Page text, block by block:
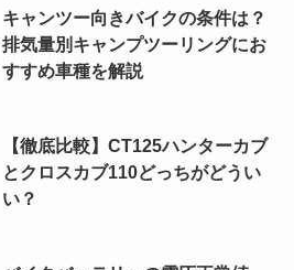
キャンツー向きバイクの条件は？
排気量別キャンプツーリングにお
すすめ車種を解説
【徹底比較】CT125ハンターカブ
とクロスカブ110どっちがどうい
い？